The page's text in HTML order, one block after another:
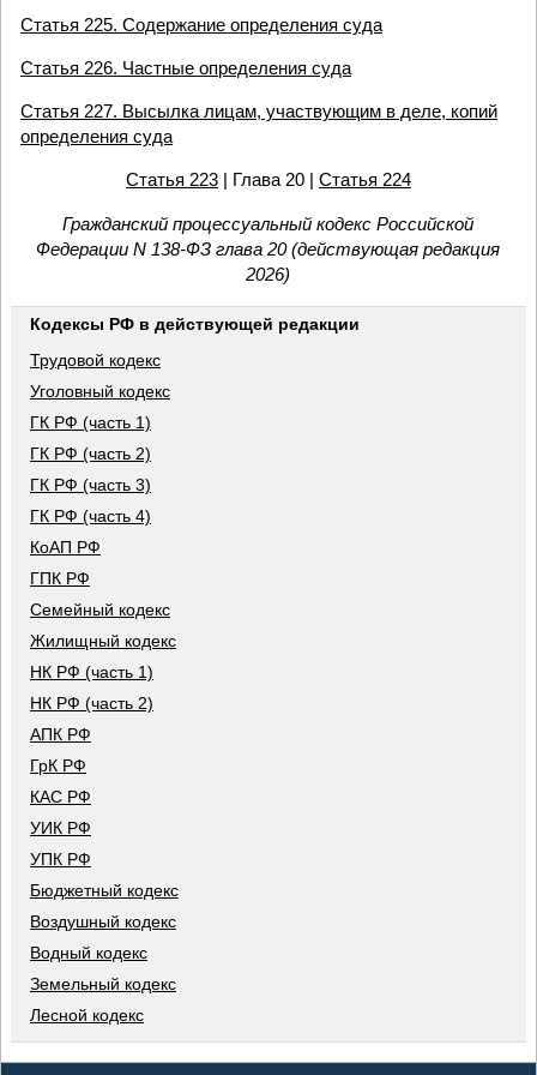
Статья 225. Содержание определения суда
Статья 226. Частные определения суда
Статья 227. Высылка лицам, участвующим в деле, копий
определения суда
Статья 223| Глава 20 | Статья 224
Гражданский процессуальный кодекс Российской
Федерации N 138-ФЗ глава 20 (действующая редакция
2026)
Кодексы РФ в действующей редакции
Трудовой кодекс
Уголовный кодекс
ГК РФ (часть 1)
ГК РФ (часть 2)
ГК РФ (часть 3)
ГК РФ (часть 4)
КоАП РФ
ГПК РФ
Семейный кодекс
Жилищный кодекс
НК РФ (часть 1)
НК РФ (часть 2)
АПК РФ
ГрК РФ
КАС РФ
УИК РФ
УПК РФ
Бюджетный кодекс
Воздушный кодекс
Водный кодекс
Земельный кодекс
Лесной кодекс